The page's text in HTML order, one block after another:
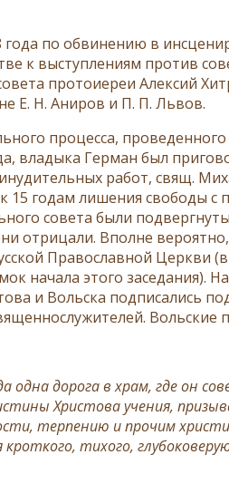
года по обвинению в
к выступлениям против
протоиереи Алексий
Е. Н. Аниров и П. П. Львов.
процесса,
владыка Герман был
работ, свящ.
15 годам лишения свободы
совета были
отрицали. Вполне
Православной Церкви
начала этого заседания).
и Вольска подписались
Вольские
одна дорога в храм, где он
Христова учения,
терпению и прочим
кроткого, тихого,